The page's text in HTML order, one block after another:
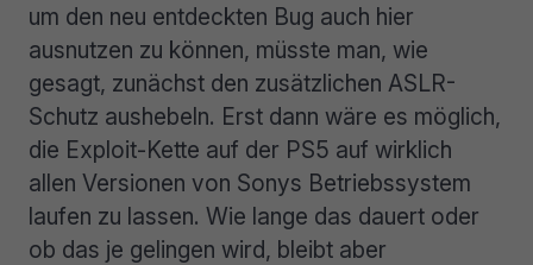
um den neu entdeckten Bug auch hier
ausnutzen zu können, müsste man, wie
gesagt, zunächst den zusätzlichen ASLR-
Schutz aushebeln. Erst dann wäre es möglich,
die Exploit-Kette auf der PS5 auf wirklich
allen Versionen von Sonys Betriebssystem
laufen zu lassen. Wie lange das dauert oder
ob das je gelingen wird, bleibt aber